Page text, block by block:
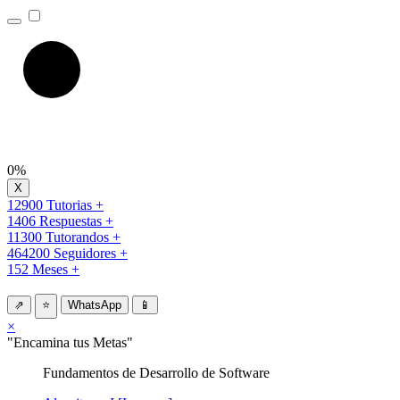
0%
12900 Tutorias +
1406 Respuestas +
11300 Tutorandos +
464200 Seguidores +
152 Meses +
⇗ ⭐ WhatsApp 📱
×
"Encamina tus Metas"
Fundamentos de Desarrollo de Software